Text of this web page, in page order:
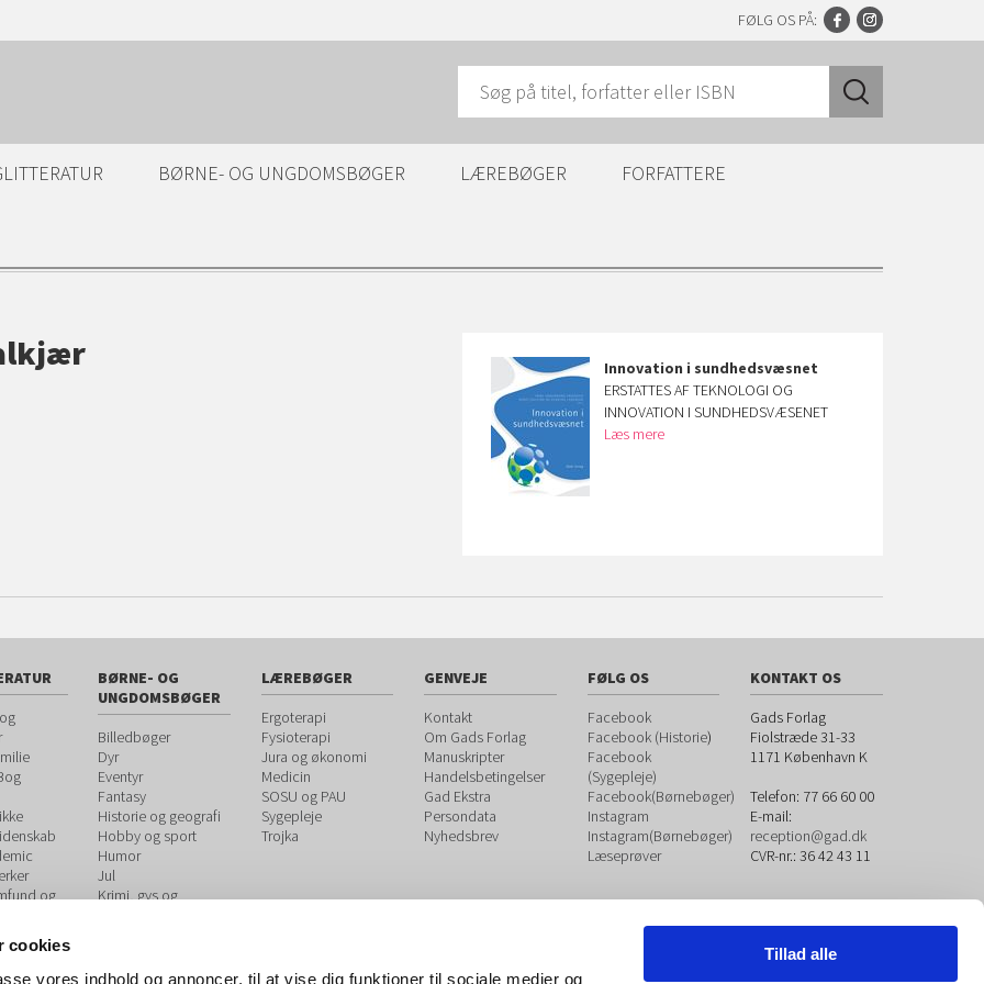
cookies
vores indhold og annoncer, til at vise dig funktioner til sociale medier og
Tillad alle
FØLG OS PÅ:
BØRNE- OG UNGDOMSBØGER LÆREBØGER FORFATTERE
Innovation i sundhedsvæsnet
ERSTATTES AF TEKNOLOGI OG
INNOVATION I SUNDHEDSVÆSENET
Læs mere
og
BØRNE- OG
UNGDOMSBØGER
Billedbøger
Dyr
Eventyr
Fantasy
Historie og geografi
Hobby og sport
Humor
Jul
Krimi, gys og
Letlæsning
LÆREBØGER
Ergoterapi
Fysioterapi
Jura og økonomi
Medicin
SOSU og PAU
Sygepleje
Trojka
GENVEJE
Kontakt
Om Gads Forlag
Manuskripter
Handelsbetingelser
Gad Ekstra
Persondata
Nyhedsbrev
FØLG OS
Facebook
Facebook (Historie)
Facebook
(Sygepleje)
Facebook(Børnebøger)
Instagram
Instagram(Børnebøger)
Læseprøver
KONTAKT OS
Gads Forlag
Fiolstræde 31-33
1171 København K
Telefon: 77 66 60 00
E-mail:
reception@gad.dk
CVR-nr.: 36 42 43 11